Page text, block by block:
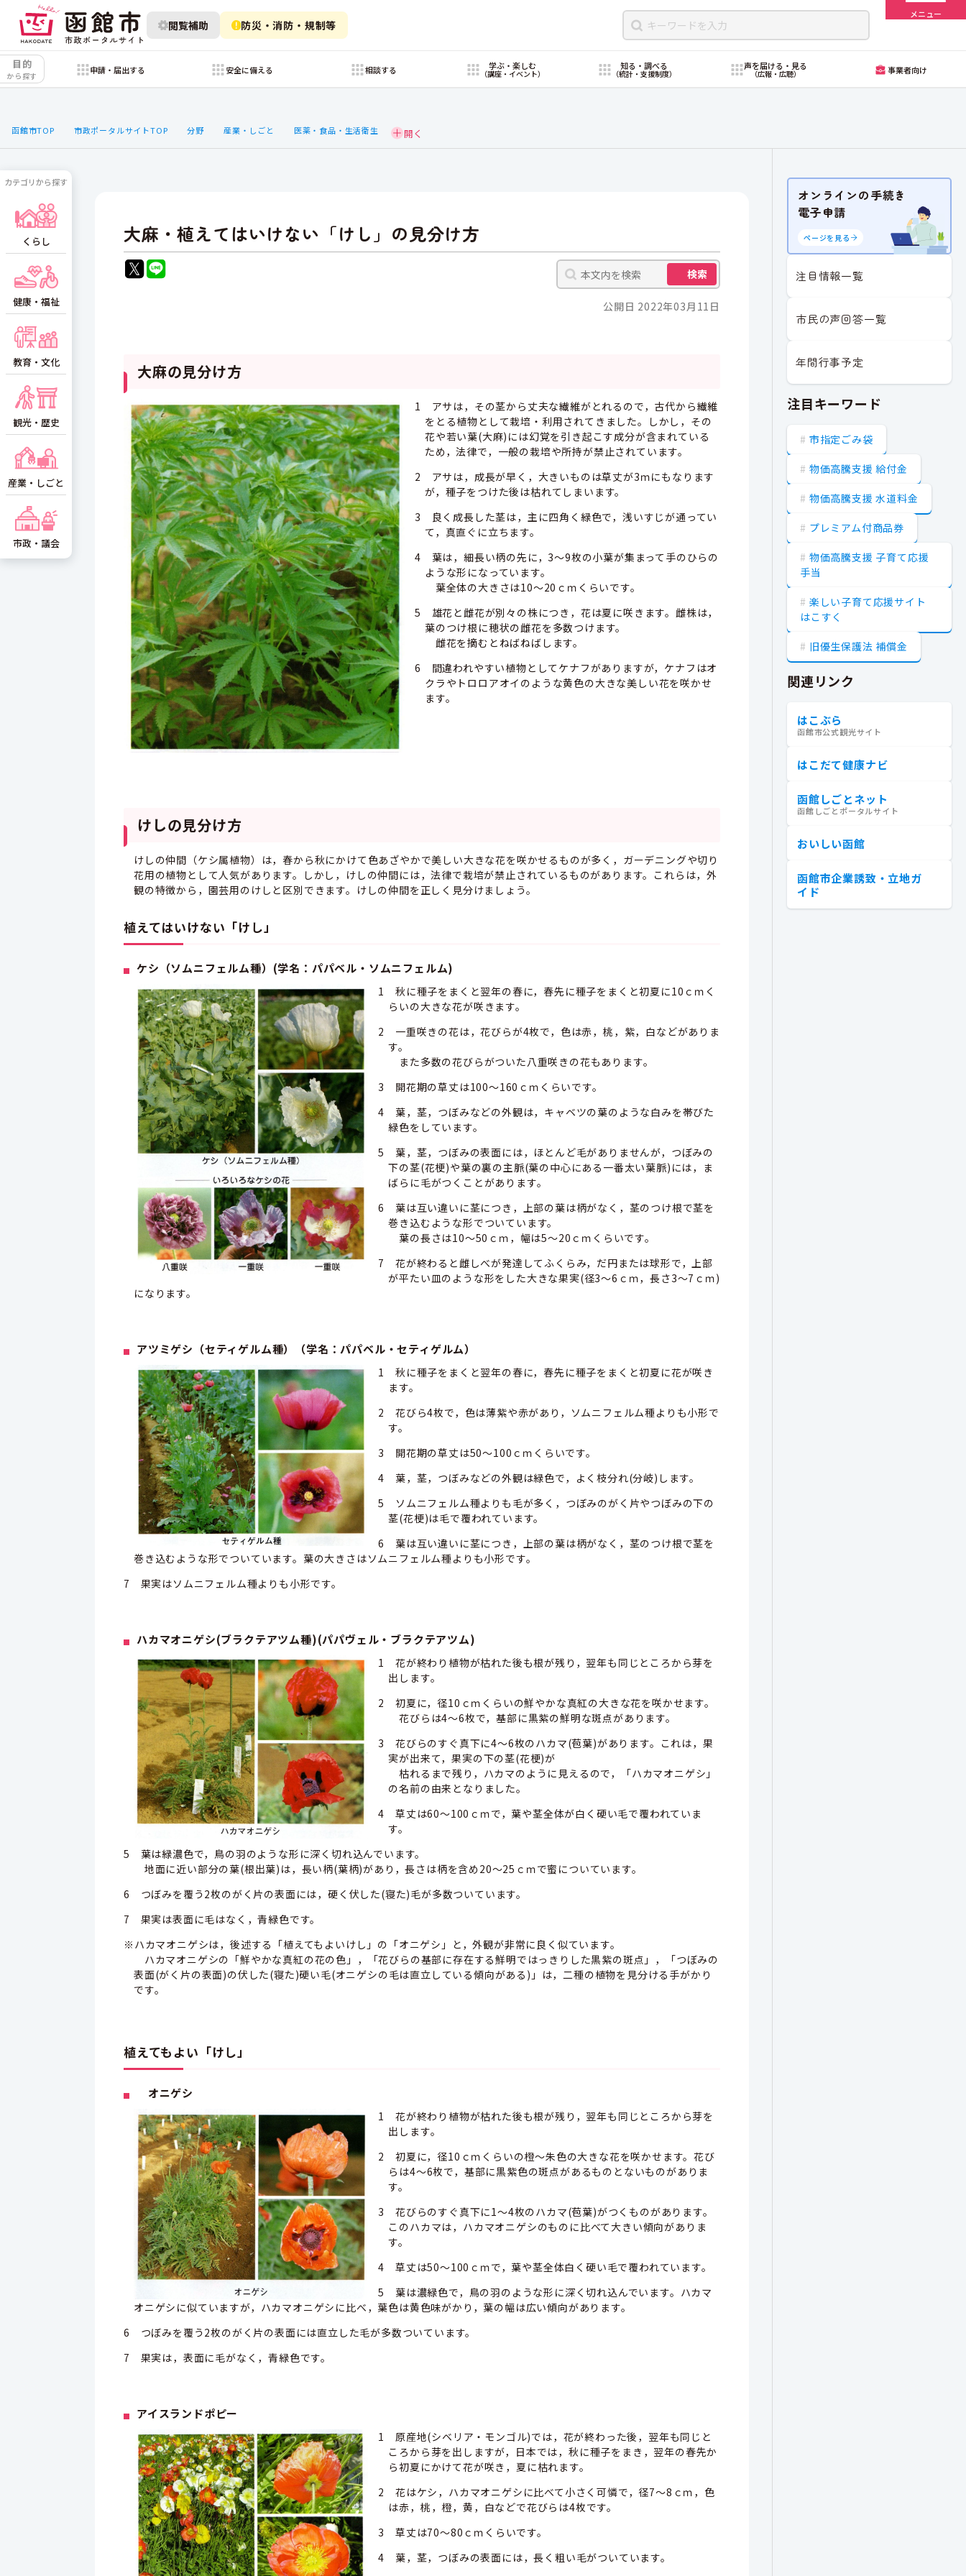
閲覧補助 防災・消防・規制等
メニュー
目的
から探す
申請・届出する 安全に備える 相談する 学ぶ・楽しむ
（講座・イベント）
知る・調べる
（統計・支援制度）
声を届ける・見る
（広報・広聴） 事業者向け
函館市TOP 市政ポータルサイトTOP 分野 産業・しごと 医薬・食品・生活衛生
大麻・植えてはいけない「けし」の見分け方
検索
公開日 2022年03月11日
大麻の見分け方
1 アサは，その茎から丈夫な繊維がとれるので，古代から繊維
をとる植物として栽培・利用されてきました。しかし，その
花や若い葉(大麻)には幻覚を引き起こす成分が含まれている
ため，法律で，一般の栽培や所持が禁止されています。
2 アサは，成長が早く，大きいものは草丈が3ｍにもなります
が，種子をつけた後は枯れてしまいます。
3 良く成長した茎は，主に四角く緑色で，浅いすじが通ってい
て，真直ぐに立ちます。
4 葉は，細長い柄の先に，3～9枚の小葉が集まって手のひらの
ような形になっています。
葉全体の大きさは10～20ｃｍくらいです。
5 雄花と雌花が別々の株につき，花は夏に咲きます。雌株は，
葉のつけ根に穂状の雌花を多数つけます。
雌花を摘むとねばねばします。
6 間違われやすい植物としてケナフがありますが，ケナフはオ
クラやトロロアオイのような黄色の大きな美しい花を咲かせ
ます。
けしの見分け方
けしの仲間（ケシ属植物）は，春から秋にかけて色あざやかで美しい大きな花を咲かせるものが多く，ガーデニングや切り
花用の植物として人気があります。しかし，けしの仲間には，法律で栽培が禁止されているものがあります。これらは，外
観の特徴から，園芸用のけしと区別できます。けしの仲間を正しく見分けましょう。
植えてはいけない「けし」
ケシ（ソムニフェルム種）(学名：パパベル・ソムニフェルム)
1 秋に種子をまくと翌年の春に，春先に種子をまくと初夏に10ｃｍく
らいの大きな花が咲きます。
2 一重咲きの花は，花びらが4枚で，色は赤，桃，紫，白などがありま
す。
また多数の花びらがついた八重咲きの花もあります。
3 開花期の草丈は100～160ｃｍくらいです。
4 葉，茎，つぼみなどの外観は，キャベツの葉のような白みを帯びた
緑色をしています。
5 葉，茎，つぼみの表面には，ほとんど毛がありませんが，つぼみの
下の茎(花梗)や葉の裏の主脈(葉の中心にある一番太い葉脈)には，ま
ばらに毛がつくことがあります。
6 葉は互い違いに茎につき，上部の葉は柄がなく，茎のつけ根で茎を
巻き込むような形でついています。
葉の長さは10～50ｃｍ，幅は5～20ｃｍくらいです。
7 花が終わると雌しべが発達してふくらみ，だ円または球形で，上部
が平たい皿のような形をした大きな果実(径3～6ｃｍ，長さ3～7ｃｍ)
になります。
アツミゲシ（セティゲルム種）（学名：パパベル・セティゲルム）
1 秋に種子をまくと翌年の春に，春先に種子をまくと初夏に花が咲き
ます。
2 花びら4枚で，色は薄紫や赤があり，ソムニフェルム種よりも小形で
す。
3 開花期の草丈は50～100ｃｍくらいです。
4 葉，茎，つぼみなどの外観は緑色で，よく枝分れ(分岐)します。
5 ソムニフェルム種よりも毛が多く，つぼみのがく片やつぼみの下の
茎(花梗)は毛で覆われています。
6 葉は互い違いに茎につき，上部の葉は柄がなく，茎のつけ根で茎を
巻き込むような形でついています。葉の大きさはソムニフェルム種よりも小形です。
7 果実はソムニフェルム種よりも小形です。
ハカマオニゲシ(ブラクテアツム種)(パパヴェル・ブラクテアツム)
1 花が終わり植物が枯れた後も根が残り，翌年も同じところから芽を
出します。
2 初夏に，径10ｃｍくらいの鮮やかな真紅の大きな花を咲かせます。
花びらは4～6枚で，基部に黒紫の鮮明な斑点があります。
3 花びらのすぐ真下に4～6枚のハカマ(苞葉)があります。これは，果
実が出来て，果実の下の茎(花梗)が
枯れるまで残り，ハカマのように見えるので，「ハカマオニゲシ」
の名前の由来となりました。
4 草丈は60～100ｃｍで，葉や茎全体が白く硬い毛で覆われていま
す。
5 葉は緑濃色で，鳥の羽のような形に深く切れ込んでいます。
地面に近い部分の葉(根出葉)は，長い柄(葉柄)があり，長さは柄を含め20～25ｃｍで蜜についています。
6 つぼみを覆う2枚のがく片の表面には，硬く伏した(寝た)毛が多数ついています。
7 果実は表面に毛はなく，青緑色です。
※ハカマオニゲシは，後述する「植えてもよいけし」の「オニゲシ」と，外観が非常に良く似ています。
ハカマオニゲシの「鮮やかな真紅の花の色」，「花びらの基部に存在する鮮明ではっきりした黒紫の斑点」，「つぼみの
表面(がく片の表面)の伏した(寝た)硬い毛(オニゲシの毛は直立している傾向がある)」は，二種の植物を見分ける手がかり
です。
植えてもよい「けし」
オニゲシ
1 花が終わり植物が枯れた後も根が残り，翌年も同じところから芽を
出します。
2 初夏に，径10ｃｍくらいの橙～朱色の大きな花を咲かせます。花び
らは4～6枚で，基部に黒紫色の斑点があるものとないものがありま
す。
3 花びらのすぐ真下に1～4枚のハカマ(苞葉)がつくものがあります。
このハカマは，ハカマオニゲシのものに比べて大きい傾向がありま
す。
4 草丈は50～100ｃｍで，葉や茎全体白く硬い毛で覆われています。
5 葉は濃緑色で，鳥の羽のような形に深く切れ込んでいます。ハカマ
オニゲシに似ていますが，ハカマオニゲシに比べ，葉色は黄色味がかり，葉の幅は広い傾向があります。
6 つぼみを覆う2枚のがく片の表面には直立した毛が多数ついています。
7 果実は，表面に毛がなく，青緑色です。
アイスランドポピー
1 原産地(シベリア・モンゴル)では，花が終わった後，翌年も同じと
ころから芽を出しますが，日本では，秋に種子をまき，翌年の春先か
ら初夏にかけて花が咲き，夏に枯れます。
2 花はケシ，ハカマオニゲシに比べて小さく可憐で，径7～8ｃｍ，色
は赤，桃，橙，黄，白などで花びらは4枚です。
3 草丈は70～80ｃｍくらいです。
4 葉，茎，つぼみの表面には，長く粗い毛がついています。
カテゴリから探す
くらし
健康・福祉
教育・文化
観光・歴史
産業・しごと
市政・議会
オンラインの手続き
電子申請
ページを見る
注目情報一覧
市民の声回答一覧
年間行事予定
注目キーワード
市指定ごみ袋
物価高騰支援 給付金
物価高騰支援 水道料金
プレミアム付商品券
物価高騰支援 子育て応援
手当
楽しい子育て応援サイト
はこすく
旧優生保護法 補償金
関連リンク
はこぶら
函館市公式観光サイト
はこだて健康ナビ
函館しごとネット
函館しごとポータルサイト
おいしい函館
函館市企業誘致・立地ガ
イド